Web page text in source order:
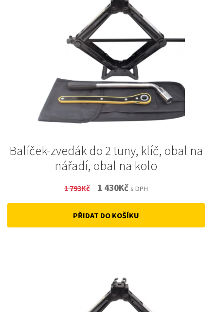
Balíček-zvedák do 2 tuny, klíč, obal na
nářadí, obal na kolo
1 793Kč
Original
price
was:
1 430KčCurrent
price
is:
s DPH
PŘIDAT DO KOŠÍKU